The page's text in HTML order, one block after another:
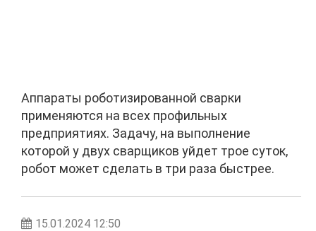
Аппараты роботизированной сварки
применяются на всех профильных
предприятиях. Задачу, на выполнение
которой у двух сварщиков уйдет трое суток,
робот может сделать в три раза быстрее.
15.01.2024 12:50